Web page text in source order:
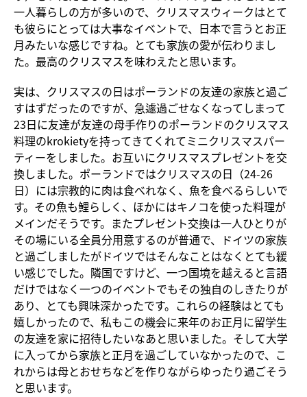
一人暮らしの方が多いので、クリスマスウィークはとて
も彼らにとっては大事なイベントで、日本で言うとお正
月みたいな感じですね。とても家族の愛が伝わりまし
た。最高のクリスマスを味わえたと思います。
実は、クリスマスの日はポーランドの友達の家族と過ご
すはずだったのですが、急遽過ごせなくなってしまって
23日に友達が友達の母手作りのポーランドのクリスマス
料理のkrokietyを持ってきてくれてミニクリスマスパー
ティーをしました。お互いにクリスマスプレゼントを交
換しました。ポーランドではクリスマスの日（24-26
日）には宗教的に肉は食べれなく、魚を食べるらしいで
す。その魚も鯉らしく、ほかにはキノコを使った料理が
メインだそうです。またプレゼント交換は一人ひとりが
その場にいる全員分用意するのが普通で、ドイツの家族
と過ごしましたがドイツではそんなことはなくとても緩
い感じでした。隣国ですけど、一つ国境を越えると言語
だけではなく一つのイベントでもその独自のしきたりが
あり、とても興味深かったです。これらの経験はとても
嬉しかったので、私もこの機会に来年のお正月に留学生
の友達を家に招待したいなあと思いました。そして大学
に入ってから家族と正月を過ごしていなかったので、こ
れからは母とおせちなどを作りながらゆったり過ごそう
と思います。